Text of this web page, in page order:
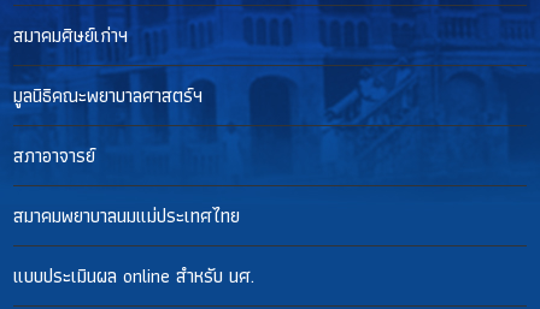
สมาคมศิษย์เก่าฯ
มูลนิธิคณะพยาบาลศาสตร์ฯ
สภาอาจารย์
สมาคมพยาบาลนมแม่ประเทศไทย
แบบประเมินผล online สำหรับ นศ.